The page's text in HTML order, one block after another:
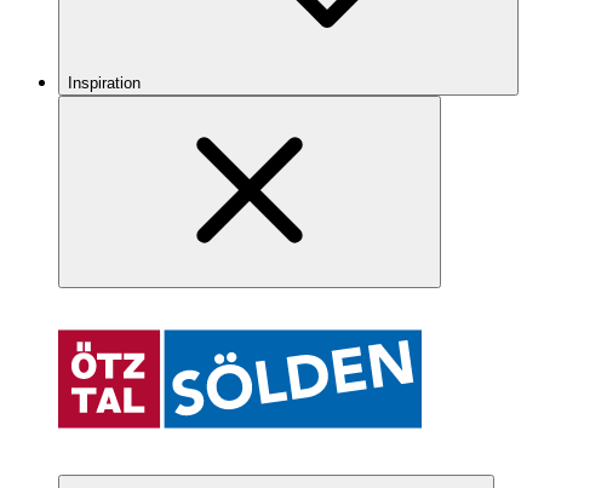
Inspiration